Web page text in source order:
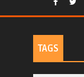
TAGS